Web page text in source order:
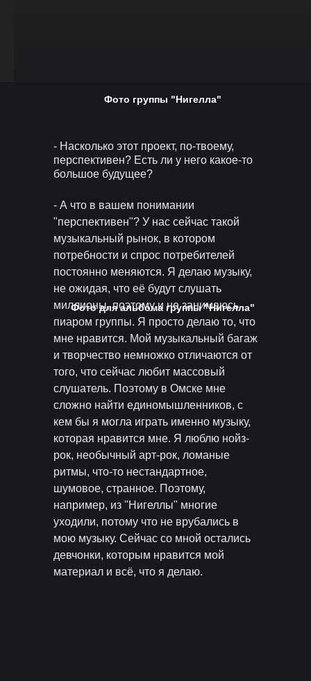
Фото группы "Нигелла"
Фото для альбома группы "Нигелла"
- Насколько этот проект, по-твоему,
перспективен? Есть ли у него какое-то
большое будущее?
- А что в вашем понимании
"перспективен"? У нас сейчас такой
музыкальный рынок, в котором
потребности и спрос потребителей
постоянно меняются. Я делаю музыку,
не ожидая, что её будут слушать
миллионы, поэтому и не занимаюсь
пиаром группы. Я просто делаю то, что
мне нравится. Мой музыкальный багаж
и творчество немножко отличаются от
того, что сейчас любит массовый
слушатель. Поэтому в Омске мне
сложно найти единомышленников, с
кем бы я могла играть именно музыку,
которая нравится мне. Я люблю нойз-
рок, необычный арт-рок, ломаные
ритмы, что-то нестандартное,
шумовое, странное. Поэтому,
например, из "Нигеллы" многие
уходили, потому что не врубались в
мою музыку. Сейчас со мной остались
девчонки, которым нравится мой
материал и всё, что я делаю.